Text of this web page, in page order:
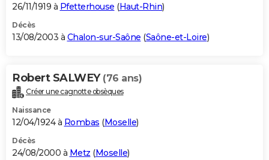
26/11/1919 à Pfetterhouse (Haut-Rhin)
Décès
13/08/2003 à Chalon-sur-Saône (Saône-et-Loire)
Robert SALWEY (76 ans)
Créer une cagnotte obsèques
Naissance
12/04/1924 à Rombas (Moselle)
Décès
24/08/2000 à Metz (Moselle)